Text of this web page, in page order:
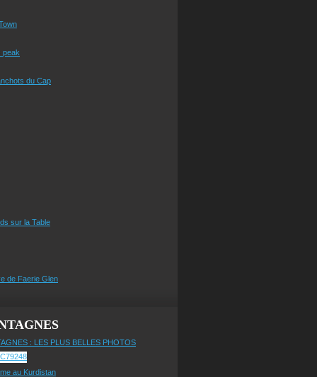
peak
du Cap
sur la Table
de Faerie Glen
: LES PLUS BELLES PHOTOS
au Kurdistan